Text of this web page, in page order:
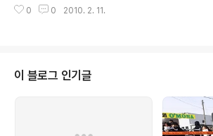
서는) 안된다.”라고 했다고 한다. 대통령이 ‘복지’를 ‘적
모가 급격히 증가하고 있는 공기업이 새로운 기준에서도
산생각] - 이용섭 의원, "분식예산, 예산세탁 만연" 2009/
11/18 - [예산생각] - 이한구 의원 "재정민주주의가 위기
에 빠졌다" 2009/02/22 - 국가채무는 300조원, 정부부
채는 688조원 [090219~21 예산브리핑] 2008/12/03
0 0 2010. 2. 11.
이 블로그 인기글